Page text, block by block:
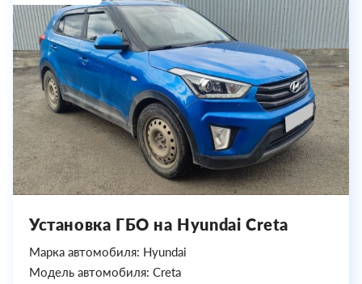
Установка ГБО на Hyundai Creta
Марка автомобиля: Hyundai
Модель автомобиля: Creta